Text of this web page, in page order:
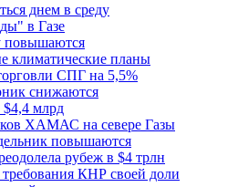
днем в среду
в Газе
повышаются
климатические планы
СПГ на 5,5%
снижаются
млрд
ХАМАС на севере Газы
повышаются
рубеж в $4 трлн
КНР своей доли